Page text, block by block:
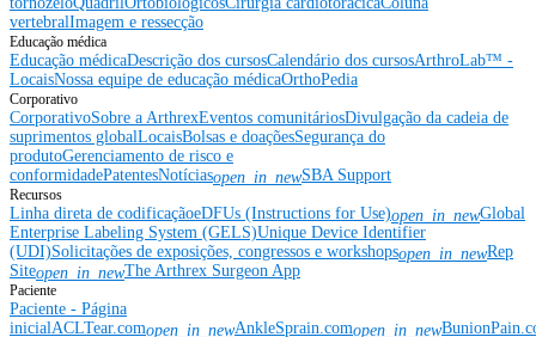
vertebralImagem e ressecção
Educação médica
Educação médicaDescrição dos cursosCalendário dos cursosArthroLab™ -
LocaisNossa equipe de educação médicaOrthoPedia
Corporativo
CorporativoSobre a ArthrexEventos comunitáriosDivulgação da cadeia de
suprimentos globalLocaisBolsas e doaçõesSegurança do
produtoGerenciamento de risco e
conformidadePatentesNotíciasopen_in_newSBA Support
Recursos
Linha direta de codificaçãoeDFUs (Instructions for Use)open_in_newGlobal
Enterprise Labeling System (GELS)Unique Device Identifier
(UDI)Solicitações de exposições, congressos e workshopsopen_in_newRep
Siteopen_in_newThe Arthrex Surgeon App
Paciente
Paciente - Página
inicial ACLTear.comopen_in_newAnkleSprain.comopen_in_new